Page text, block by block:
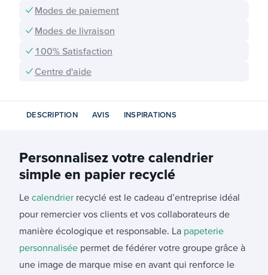
DESCRIPTION AVIS INSPIRATIONS
Modes de paiement
Modes de livraison
100% Satisfaction
Centre d'aide
Personnalisez votre calendrier
simple en papier recyclé
Le calendrier recyclé est le cadeau d’entreprise idéal
pour remercier vos clients et vos collaborateurs de
manière écologique et responsable. La papeterie
personnalisée permet de fédérer votre groupe grâce à
une image de marque mise en avant qui renforce le